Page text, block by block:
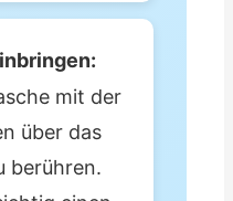
mit der
über das
berühren.